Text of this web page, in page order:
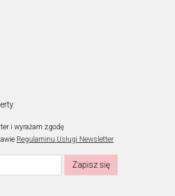
i wyrażam zgodę
Regulaminu Usługi Newsletter
Zapisz się